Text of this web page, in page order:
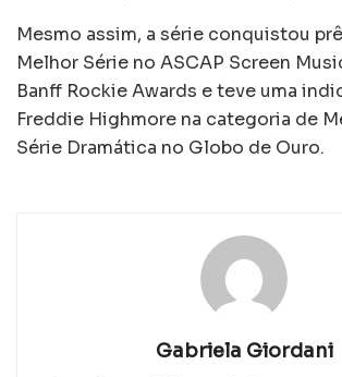
Mesmo assim, a série conquistou
Melhor Série no ASCAP Screen
Banff Rockie Awards e teve uma
Freddie Highmore na categoria de
Série Dramática no Globo de Ouro.
Gabriela Giordani